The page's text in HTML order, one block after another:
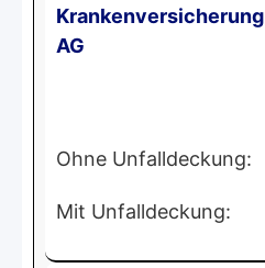
Krankenversicherung
AG
Ohne Unfalldeckung:
Mit Unfalldeckung: